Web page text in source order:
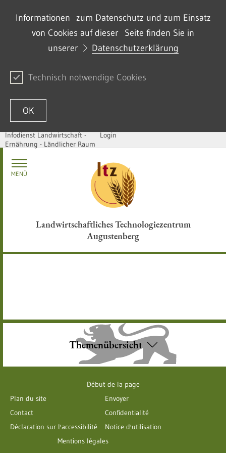
Informationen zum Datenschutz und zum Einsatz
von Cookies auf dieser Seite finden Sie in
unserer
Datenschutzerklärung
Technisch notwendige Cookies
OK
Passer au contenu
Infodienst Landwirtschaft -
Ernährung - Ländlicher Raum
Login
Landwirtschaftliches Technologiezentrum
Augustenberg
MENÜ
Themenübersicht
Début de la page
Plan du site
Envoyer
Contact
Confidentialité
Déclaration sur l'accessibilité
Notice d'utilisation
Mentions légales